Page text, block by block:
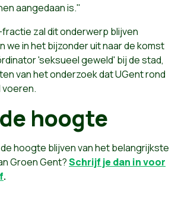
aangedaan is."
zal dit onderwerp blijven
we in het bijzonder uit naar de komst
'seksueel geweld' bij de stad,
van het onderzoek dat UGent rond
hoogte
hoogte blijven van het belangrijkste
Groen Gent?Schrijf je dan in voor
.